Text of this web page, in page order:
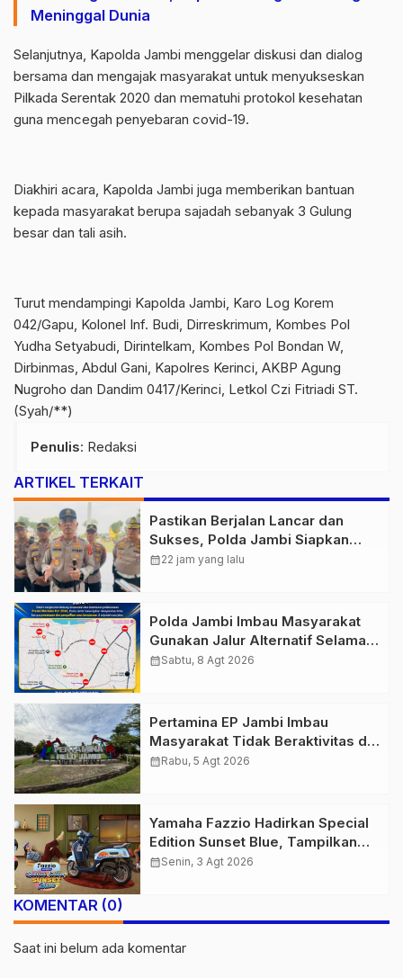
Meninggal Dunia
Selanjutnya, Kapolda Jambi menggelar diskusi dan dialog
bersama dan mengajak masyarakat untuk menyukseskan
Pilkada Serentak 2020 dan mematuhi protokol kesehatan
guna mencegah penyebaran covid-19.
Diakhiri acara, Kapolda Jambi juga memberikan bantuan
kepada masyarakat berupa sajadah sebanyak 3 Gulung
besar dan tali asih.
Turut mendampingi Kapolda Jambi, Karo Log Korem
042/Gapu, Kolonel Inf. Budi, Dirreskrimum, Kombes Pol
Yudha Setyabudi, Dirintelkam, Kombes Pol Bondan W,
Dirbinmas, Abdul Gani, Kapolres Kerinci, AKBP Agung
Nugroho dan Dandim 0417/Kerinci, Letkol Czi Fitriadi ST.
(Syah/**)
Penulis: Redaksi
ARTIKEL TERKAIT
Pastikan Berjalan Lancar dan
Sukses, Polda Jambi Siapkan
Pengamanan Berlapis untuk 8.750
calendar_month22 jam yang lalu
Polda Jambi Imbau Masyarakat
Gunakan Jalur Alternatif Selama
Pelaksanaan Presisi Merdeka Run
calendar_monthSabtu, 8 Agt 2026
Pertamina EP Jambi Imbau
Masyarakat Tidak Beraktivitas di
Atas Jalur Pipa Migas Demi
calendar_monthRabu, 5 Agt 2026
Yamaha Fazzio Hadirkan Special
Edition Sunset Blue, Tampilkan
Nuansa Retro Summer yang
calendar_monthSenin, 3 Agt 2026
KOMENTAR (0)
Saat ini belum ada komentar